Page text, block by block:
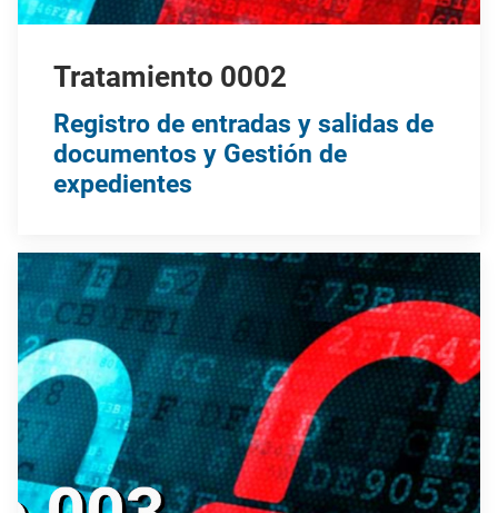
Tratamiento 0002
Registro de entradas y salidas de
documentos y Gestión de
expedientes